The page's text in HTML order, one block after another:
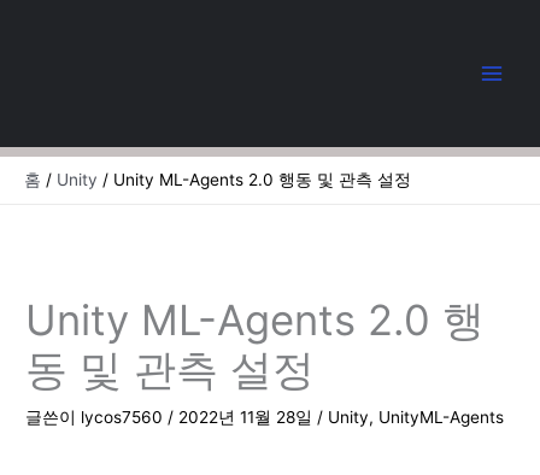
너
홈 Unity Unity ML-Agents 2.0 행동 및 관측 설정
Unity ML-Agents 2.0 행
동 및 관측 설정
글쓴이 lycos7560/ 2022년 11월 28일/ Unity, UnityML-Agents